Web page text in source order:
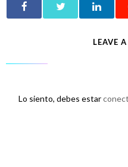
LEAVE
Lo siento, debes estar